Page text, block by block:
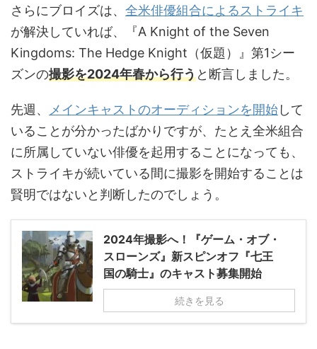
さらにブロイズは、 全米俳優組合によるストライキ
が解決していれば、『A Knight of the Seven
Kingdoms: The Hedge Knight（仮題）』第1シー
ズンの撮影を2024年春から行うと断言しました。
先週、 メインキャストのオーディションを開始して
いることが分かったばかりですが、たとえ全米組合
に所属していない俳優を起用することになっても、
ストライキが続いている間に撮影を開始することは
賢明ではないと判断したのでしょう。
2024年撮影へ！『ゲーム・オブ・
スローンズ』新スピンオフ『七王
国の騎士』のキャスト募集開始
続きを見る